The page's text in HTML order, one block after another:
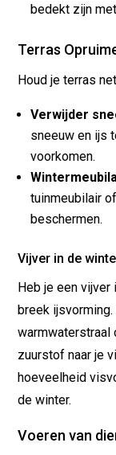
bedekt zijn
Terras
Houd je terras
Verwijder
sneeuw en ijs
voorkomen.
tuinmeubilair
beschermen.
Vijver in de
Heb je een vijver
breek
warmwaterstraal
zuurstof naar je
hoeveelheid
de winter.
Voeren van